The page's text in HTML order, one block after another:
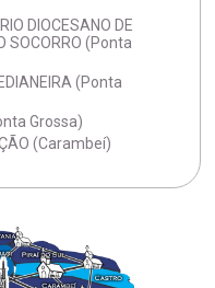
DIOCESANO DE
SOCORRO (Ponta
(Ponta
Grossa)
(Carambeí)